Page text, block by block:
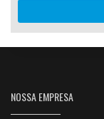
NOSSA EMPRESA